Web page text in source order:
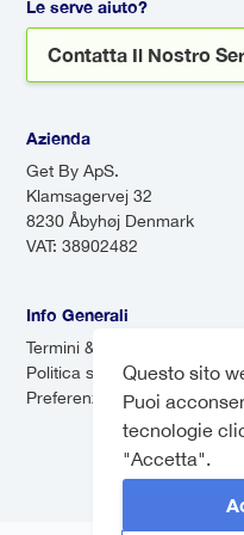
Questo sito
Puoi
tecnologie
"Accetta".
stress di
tuo viaggio.
Le serve aiuto?
Contatta Il Nostro
Azienda
Get By ApS.
Klamsagervej 32
8230 Åbyhøj Denmark
VAT: 38902482
Info Generali
Termini & Condizioni
Politica sulla privacy
Preferenze dei cookie